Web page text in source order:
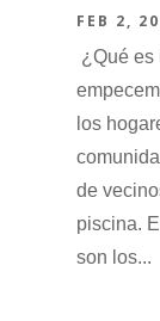
FEB 2,
¿Qué es
los
de
piscina.
son los...